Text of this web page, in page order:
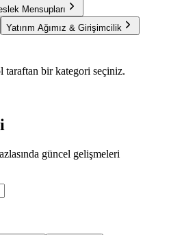
Mensupları
Yatırım Ağımız & Girişimcilik
taraftan bir kategori seçiniz.
güncel gelişmeleri